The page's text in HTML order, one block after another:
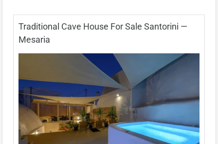
Traditional Cave House For Sale Santorini —
Mesaria